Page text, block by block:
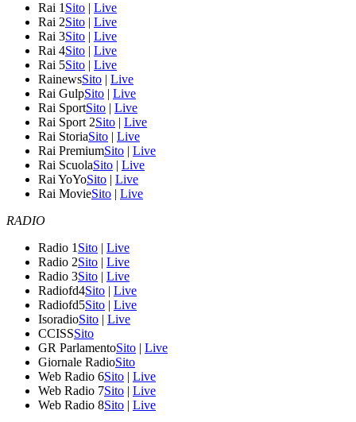
Rai 1 Sito | Live
Rai 2Sito | Live
Rai 3Sito | Live
Rai 4Sito | Live
Rai 5Sito | Live
RainewsSito | Live
Rai GulpSito | Live
Rai SportSito | Live
Rai Sport 2Sito | Live
Rai StoriaSito | Live
Rai PremiumSito | Live
Rai ScuolaSito | Live
Rai YoYoSito | Live
Rai MovieSito | Live
RADIO
Radio 1 Sito | Live
Radio 2Sito | Live
Radio 3Sito | Live
Radiofd4Sito | Live
Radiofd5Sito | Live
IsoradioSito | Live
CCISSSito
GR ParlamentoSito | Live
Giornale RadioSito
Web Radio 6Sito | Live
Web Radio 7Sito | Live
Web Radio 8Sito | Live